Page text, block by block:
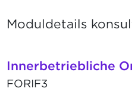
Moduldetails
Innerbetriebliche
FORIF3